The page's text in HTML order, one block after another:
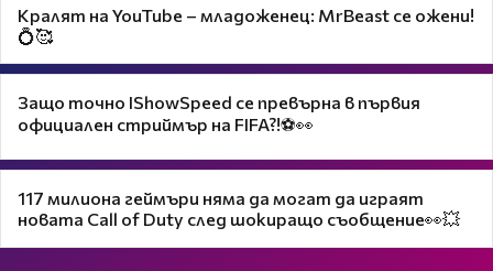
Кралят на YouTube – младоженец: MrBeast се ожени!
💍🥰
Защо точно IShowSpeed се превърна в първия
официален стриймър на FIFA?!⚽👀
117 милиона геймъри няма да могат да играят
новата Call of Duty след шокиращо съобщение👀💥